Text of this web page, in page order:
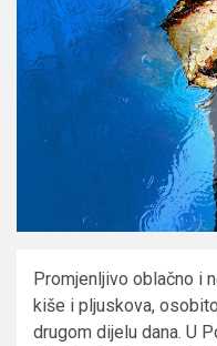
Promjenljivo oblačno i
kiše i pljuskova,
drugom dijelu dana. U